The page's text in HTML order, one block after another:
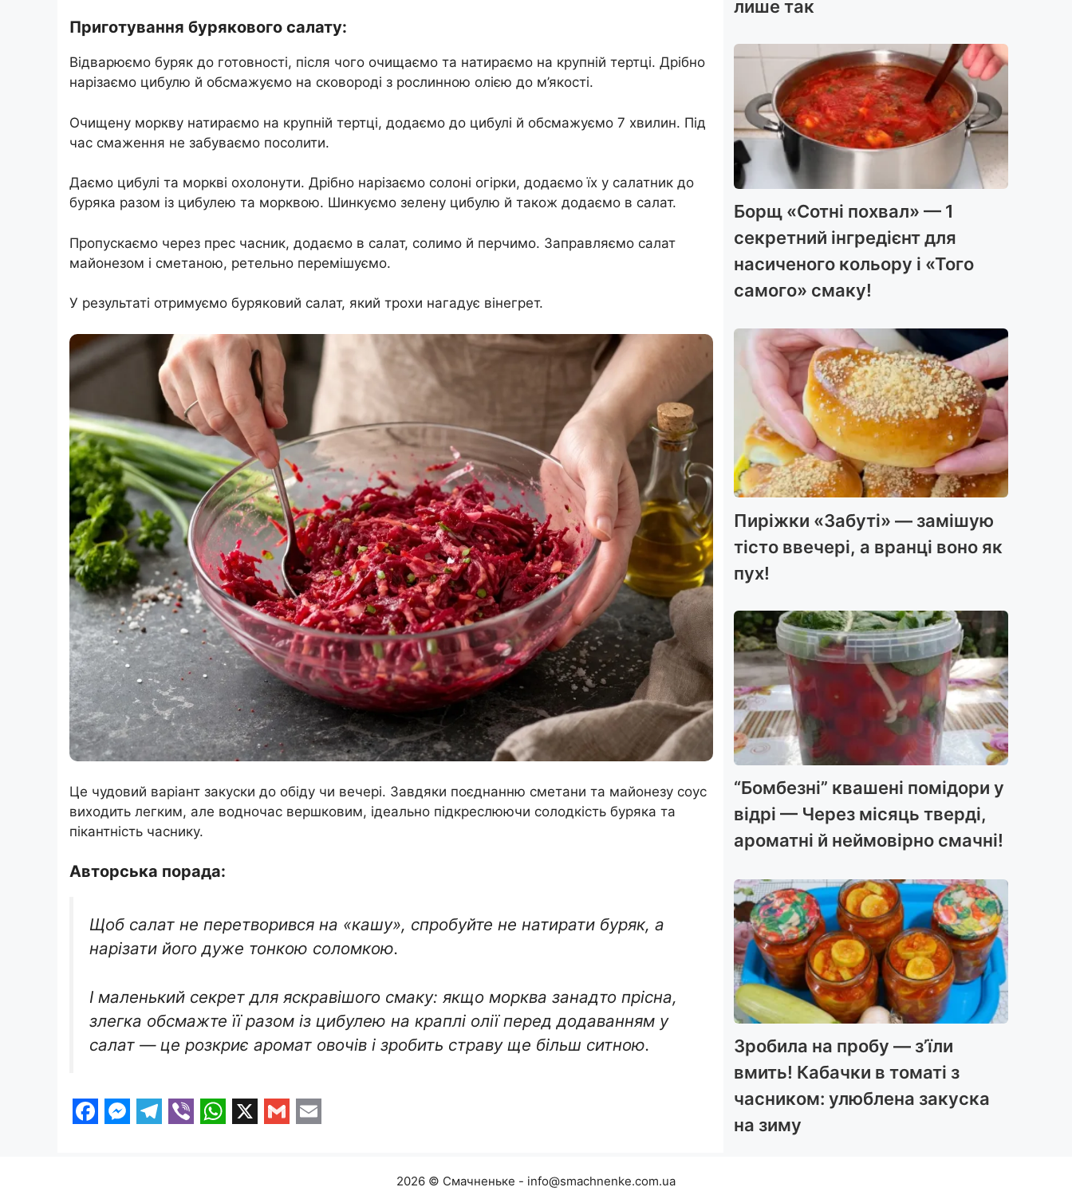
Приготування бурякового салату:
Відварюємо буряк до готовності, після чого очищаємо та натираємо на крупній тертці. Дрібно
нарізаємо цибулю й обсмажуємо на сковороді з рослинною олією до м’якості.
Очищену моркву натираємо на крупній тертці, додаємо до цибулі й обсмажуємо 7 хвилин. Під
час смаження не забуваємо посолити.
Даємо цибулі та моркві охолонути. Дрібно нарізаємо солоні огірки, додаємо їх у салатник до
буряка разом із цибулею та морквою. Шинкуємо зелену цибулю й також додаємо в салат.
Пропускаємо через прес часник, додаємо в салат, солимо й перчимо. Заправляємо салат
майонезом і сметаною, ретельно перемішуємо.
У результаті отримуємо буряковий салат, який трохи нагадує вінегрет.
Це чудовий варіант закуски до обіду чи вечері. Завдяки поєднанню сметани та майонезу соус
виходить легким, але водночас вершковим, ідеально підкреслюючи солодкість буряка та
пікантність часнику.
Авторська порада:
Щоб салат не перетворився на «кашу», спробуйте не натирати буряк, а
нарізати його дуже тонкою соломкою.
І маленький секрет для яскравішого смаку: якщо морква занадто прісна,
злегка обсмажте її разом із цибулею на краплі олії перед додаванням у
салат — це розкриє аромат овочів і зробить страву ще більш ситною.
лише так
Борщ «Сотні похвал» — 1
секретний інгредієнт для
насиченого кольору і «Того
самого» смаку!
Пиріжки «Забуті» — замішую
тісто ввечері, а вранці воно як
пух!
“Бомбезні” квашені помідори у
відрі — Через місяць тверді,
ароматні й неймовірно смачні!
Зробила на пробу — з’їли
вмить! Кабачки в томаті з
часником: улюблена закуска
на зиму
2026 © Смачненьке - info@smachnenke.com.ua